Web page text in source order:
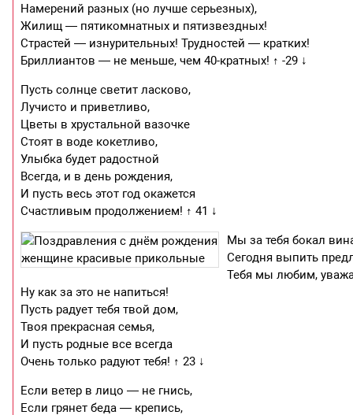
Намерений разных (но лучше серьезных),
Жилищ — пятикомнатных и пятизвездных!
Страстей — изнурительных! Трудностей — кратких!
Бриллиантов — не меньше, чем 40-кратных! ↑ -29 ↓
Пусть солнце светит ласково,
Лучисто и приветливо,
Цветы в хрустальной вазочке
Стоят в воде кокетливо,
Улыбка будет радостной
Всегда, и в день рождения,
И пусть весь этот год окажется
Счастливым продолжением! ↑ 41 ↓
Мы за тебя бокал
Сегодня выпить
Тебя мы любим,
Ну как за это не напиться!
Пусть радует тебя твой дом,
Твоя прекрасная семья,
И пусть родные все всегда
Очень только радуют тебя! ↑ 23 ↓
Если ветер в лицо — не гнись,
Если грянет беда — крепись,